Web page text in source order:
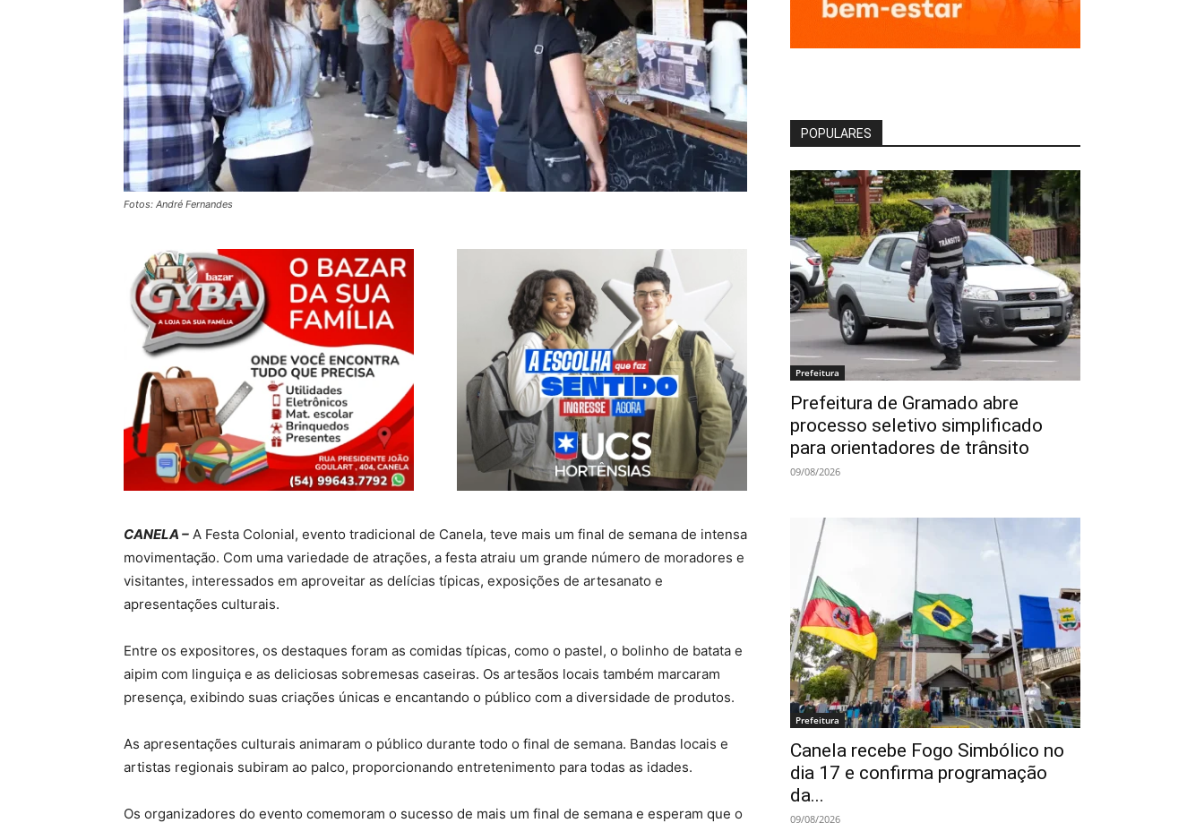
Fotos: André Fernandes
CANELA – A Festa Colonial, evento tradicional de Canela, teve mais um final de semana de intensa
movimentação. Com uma variedade de atrações, a festa atraiu um grande número de moradores e
visitantes, interessados em aproveitar as delícias típicas, exposições de artesanato e
apresentações culturais.
Entre os expositores, os destaques foram as comidas típicas, como o pastel, o bolinho de batata e
aipim com linguiça e as deliciosas sobremesas caseiras. Os artesãos locais também marcaram
presença, exibindo suas criações únicas e encantando o público com a diversidade de produtos.
As apresentações culturais animaram o público durante todo o final de semana. Bandas locais e
artistas regionais subiram ao palco, proporcionando entretenimento para todas as idades.
Os organizadores do evento comemoram o sucesso de mais um final de semana e esperam que o
POPULARES
Prefeitura
Prefeitura de Gramado abre
processo seletivo simplificado
para orientadores de trânsito
09/08/2026
Prefeitura
Canela recebe Fogo Simbólico no
dia 17 e confirma programação
da...
09/08/2026